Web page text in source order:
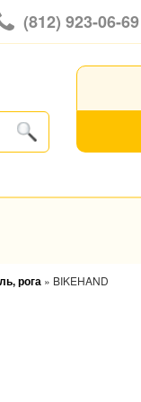
(812) 923-06-69
рога » BIKEHAND